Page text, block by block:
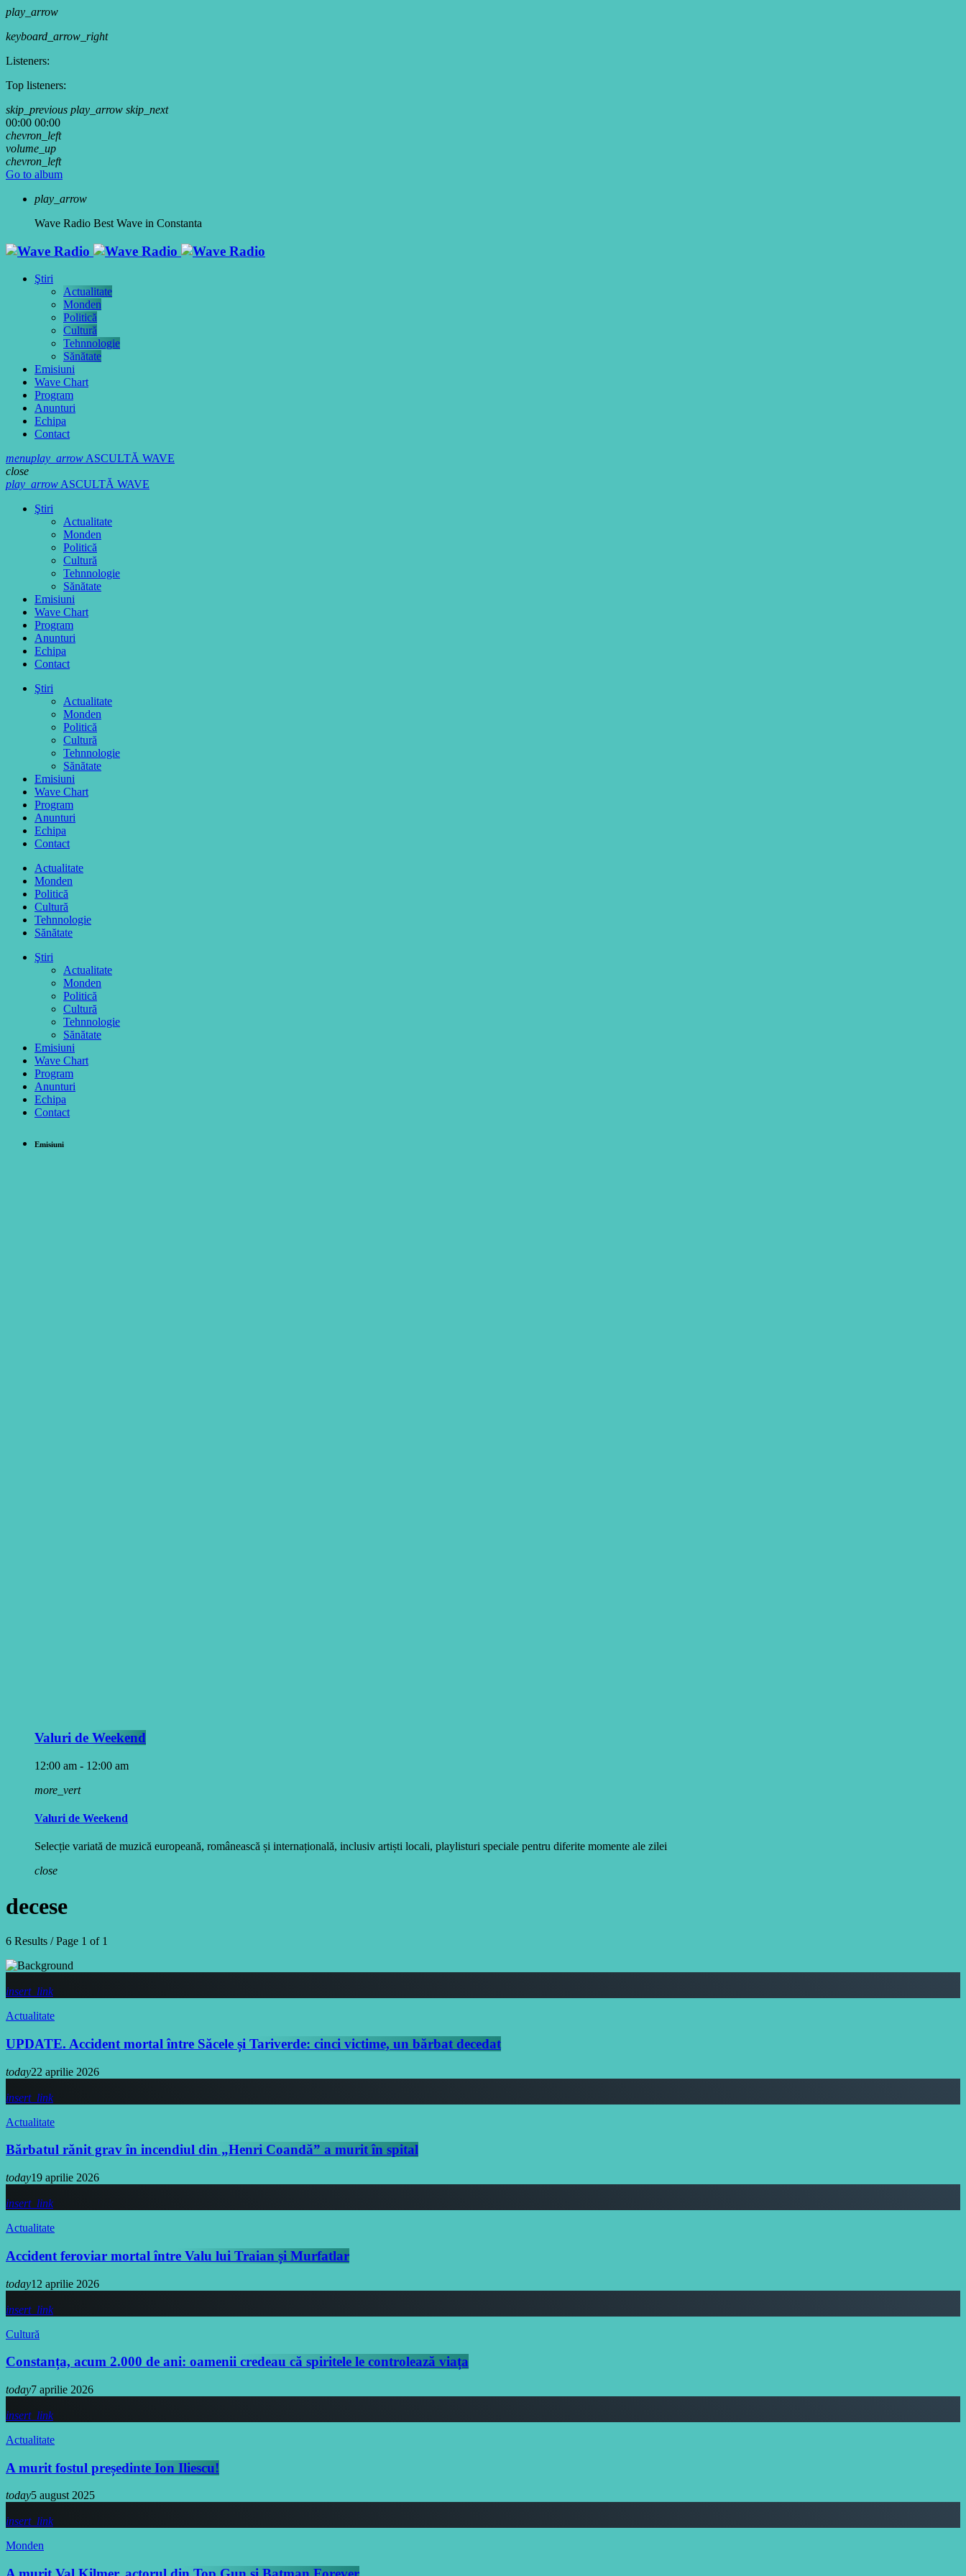
play_arrow
keyboard_arrow_right
Listeners:
Top listeners:
skip_previous play_arrow skip_next
00:00 00:00
chevron_left
volume_up
chevron_left
Go to album
play_arrow
Wave Radio Best Wave in Constanta
Ştiri
Actualitate
Monden
Politică
Cultură
Tehnnologie
Sănătate
Emisiuni
Wave Chart
Program
Anunturi
Echipa
Contact
menuplay_arrowASCULTĂ WAVE
close
play_arrowASCULTĂ WAVE
Ştiri
Actualitate
Monden
Politică
Cultură
Tehnnologie
Sănătate
Emisiuni
Wave Chart
Program
Anunturi
Echipa
Contact
Ştiri
Actualitate
Monden
Politică
Cultură
Tehnnologie
Sănătate
Emisiuni
Wave Chart
Program
Anunturi
Echipa
Contact
Actualitate
Monden
Politică
Cultură
Tehnnologie
Sănătate
Ştiri
Actualitate
Monden
Politică
Cultură
Tehnnologie
Sănătate
Emisiuni
Wave Chart
Program
Anunturi
Echipa
Contact
Emisiuni
Valuri de Weekend
12:00 am - 12:00 am
more_vert
Valuri de Weekend
Selecție variată de muzică europeană, românească și internațională, inclusiv artiști locali, playlisturi speciale pentru diferite momente ale zilei
close
decese
6 Results / Page 1 of 1
insert_link
Actualitate
UPDATE. Accident mortal între Săcele și Tariverde: cinci victime, un bărbat decedat
today22 aprilie 2026
insert_link
Actualitate
Bărbatul rănit grav în incendiul din „Henri Coandă” a murit în spital
today19 aprilie 2026
insert_link
Actualitate
Accident feroviar mortal între Valu lui Traian și Murfatlar
today12 aprilie 2026
insert_link
Cultură
Constanța, acum 2.000 de ani: oamenii credeau că spiritele le controlează viața
today7 aprilie 2026
insert_link
Actualitate
A murit fostul președinte Ion Iliescu!
today5 august 2025
insert_link
Monden